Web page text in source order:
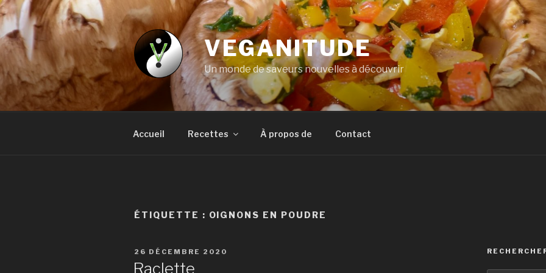
Aller
au
contenu
principal
VEGANITUDE
Un monde de saveurs nouvelles à découvrir
Accueil Recettes À propos de Contact
ÉTIQUETTE : OIGNONS EN POUDRE
PUBLIÉ
26 DÉCEMBRE 2020
Raclette